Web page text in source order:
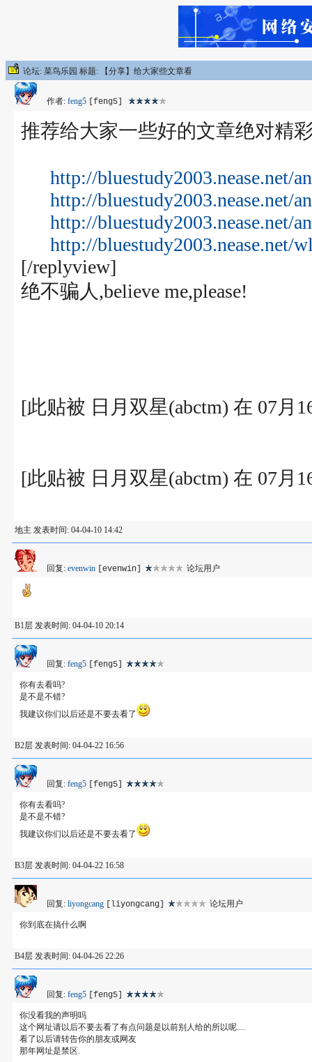
论坛: 菜鸟乐园 标题: 【分享】给大家些文章看
作者: feng5 [feng5]
推荐给大家一些好的文章绝对精
http://bluestudy2003.nease.net/
http://bluestudy2003.nease.net/
http://bluestudy2003.nease.net/
http://bluestudy2003.nease.net/
[/replyview]
绝不骗人,believe me,please!
[此贴被 日月双星(abctm) 在 07月
[此贴被 日月双星(abctm) 在 07月
地主 发表时间: 04-04-10 14:42
回复: evenwin [evenwin] 论坛用户
B1层 发表时间: 04-04-10 20:14
回复: feng5 [feng5]
你有去看吗?
是不是不错?
我建议你们以后还是不要去看了
B2层 发表时间: 04-04-22 16:56
回复: feng5 [feng5]
你有去看吗?
是不是不错?
我建议你们以后还是不要去看了
B3层 发表时间: 04-04-22 16:58
回复: liyongcang [liyongcang] 论坛用户
你到底在搞什么啊
B4层 发表时间: 04-04-26 22:26
回复: feng5 [feng5]
你没看我的声明吗
这个网址请以后不要去看了有点问题是以前别人给的所以呢....
看了以后请转告你的朋友或网友
那年网址是禁区.